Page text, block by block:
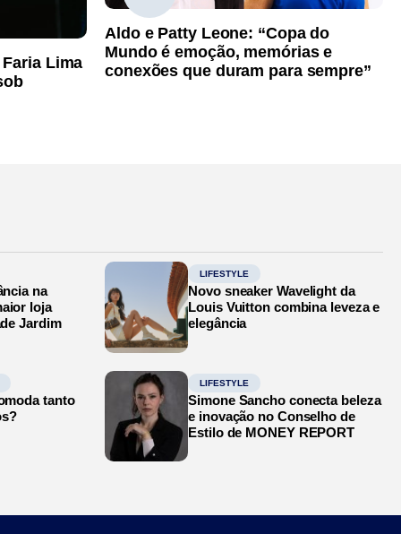
Lima
Aldo e Patty Leone: “Copa do
Mundo é emoção, memórias e
conexões que duram para sempre”
na
loja
Jardim
LIFESTYLE
Novo sneaker Wavelight da
Louis Vuitton combina leveza e
elegância
tanto
LIFESTYLE
Simone Sancho conecta beleza
e inovação no Conselho de
Estilo de MONEY REPORT